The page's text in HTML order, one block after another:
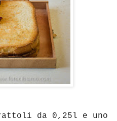
da 0,25l e uno